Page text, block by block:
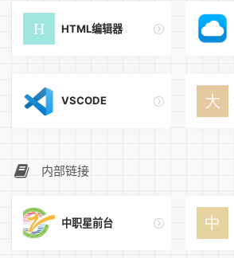
HTML编辑器
VSCODE
内部链接
中职星前台